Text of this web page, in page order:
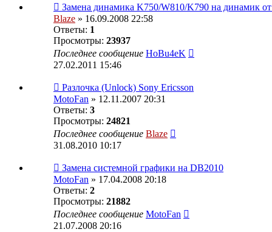
Замена динамика K750/W810/K790 на динамик
Blaze » 16.09.2008 22:58
Ответы: 1
Просмотры: 23937
Последнее сообщение HoBu4eK
27.02.2011 15:46
Разлочка (Unlock) Sony Ericsson
MotoFan » 12.11.2007 20:31
Ответы: 3
Просмотры: 24821
Последнее сообщение Blaze
31.08.2010 10:17
Замена системной графики на DB2010
MotoFan » 17.04.2008 20:18
Ответы: 2
Просмотры: 21882
Последнее сообщение MotoFan
21.07.2008 20:16